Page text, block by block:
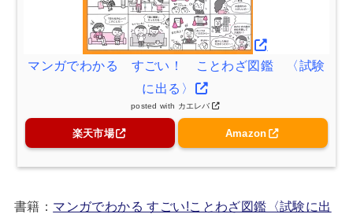
マンガでわかる すごい！ ことわざ図鑑 〈試験
に出る〉
posted with カエレバ
楽天市場 Amazon
書籍： マンガでわかる すごい!ことわざ図鑑〈試験に出